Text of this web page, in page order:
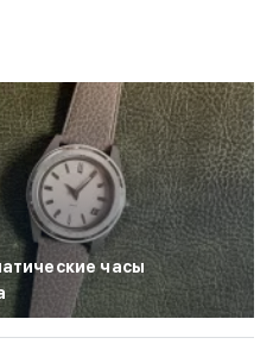
часы